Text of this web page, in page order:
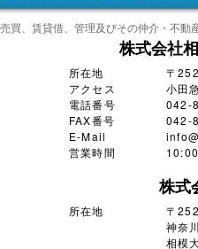
買、賃貸借、管理及びその仲介・不
株式会社
所在地
〒
アクセス
小田
電話番号
042-
FAX番号
042-
E-Mail
営業時間
株式
所在地
〒
神奈
相模